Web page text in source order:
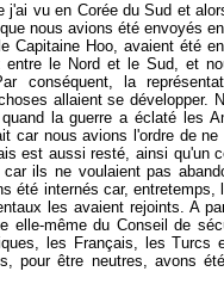
vu en Corée du Sud et
nous avions été envoyés
Capitaine Hoo, avaient été
entre le Nord et le Sud, et
conséquent, la
allaient se développer.
la guerre a éclaté les
car nous avions l'ordre de
est aussi resté, ainsi qu'un
ils ne voulaient pas
été internés car,
les avaient rejoints. A
elle-même du Conseil de
les Français, les Turcs
pour être neutres, avons